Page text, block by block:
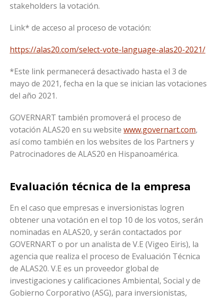
stakeholders la votación.
Link* de acceso al proceso de votación:
https://alas20.com/select-vote-language-alas20-2021/
*Este link permanecerá desactivado hasta el 3 de
mayo de 2021, fecha en la que se inician las votaciones
del año 2021.
GOVERNART también promoverá el proceso de
votación ALAS20 en su website www.governart.com,
así como también en los websites de los Partners y
Patrocinadores de ALAS20 en Hispanoamérica.
Evaluación técnica de la empresa
En el caso que empresas e inversionistas logren
obtener una votación en el top 10 de los votos, serán
nominadas en ALAS20, y serán contactados por
GOVERNART o por un analista de V.E (Vigeo Eiris), la
agencia que realiza el proceso de Evaluación Técnica
de ALAS20. V.E es un proveedor global de
investigaciones y calificaciones Ambiental, Social y de
Gobierno Corporativo (ASG), para inversionistas,